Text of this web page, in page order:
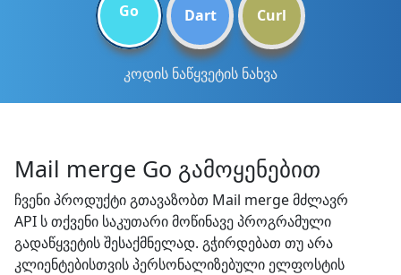
Go Dart Curl
კოდის ნაწყვეტის ნახვა
Mail merge Go გამოყენებით
ჩვენი პროდუქტი გთავაზობთ Mail merge მძლავრ
API ს თქვენი საკუთარი მოწინავე პროგრამული
გადაწყვეტის შესაქმნელად. გჭირდებათ თუ არა
კლიენტებისთვის პერსონალიზებული ელფოსტის